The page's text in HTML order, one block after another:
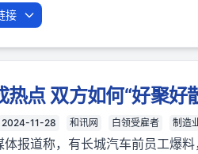
接
热点 双方如何“好聚好
2024-11-28 和讯网 白领受雇者 制造
体报道称，有长城汽车前员工爆